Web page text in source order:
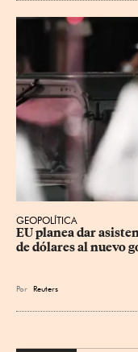
GEOPOLÍTICA
EU planea dar
de dólares al nuevo
Por Reuters